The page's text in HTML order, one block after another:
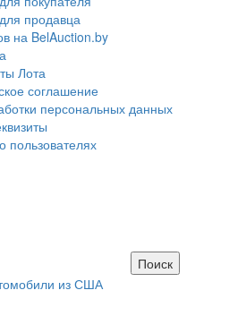
продавца
на BelAuction.by
Лота
соглашение
персональных данных
из США